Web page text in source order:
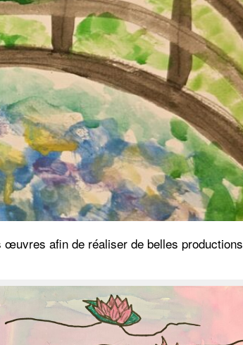
afin de réaliser de belles productions